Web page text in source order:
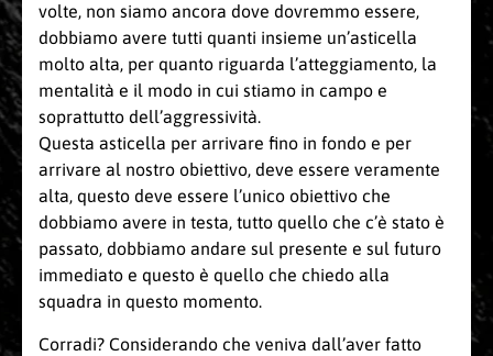
volte, non siamo ancora dove dovremmo essere,
dobbiamo avere tutti quanti insieme un’asticella
molto alta, per quanto riguarda l’atteggiamento, la
mentalità e il modo in cui stiamo in campo e
soprattutto dell’aggressività.
Questa asticella per arrivare fino in fondo e per
arrivare al nostro obiettivo, deve essere veramente
alta, questo deve essere l’unico obiettivo che
dobbiamo avere in testa, tutto quello che c’è stato è
passato, dobbiamo andare sul presente e sul futuro
immediato e questo è quello che chiedo alla
squadra in questo momento.
Corradi? Considerando che veniva dall’aver fatto